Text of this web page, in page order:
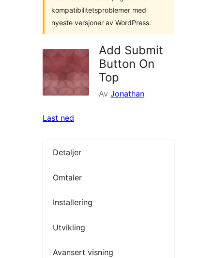
kompatibilitetsproblemer med
nyeste versjoner av WordPress.
Add Submit
Button On
Top
Av Jonathan
Last ned
Detaljer
Omtaler
Installering
Utvikling
Avansert visning